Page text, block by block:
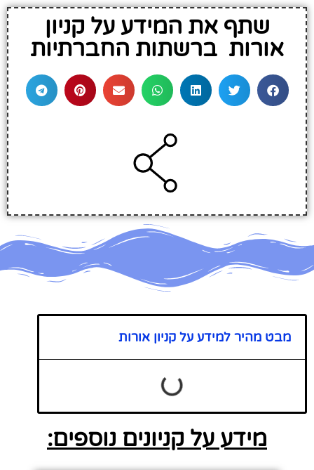
שתף את המידע על קניון
אורות ברשתות החברתיות
מבט מהיר למידע על קניון אורות
מידע על קניונים נוספים: